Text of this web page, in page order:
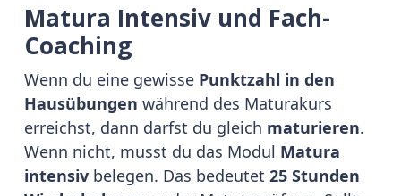
Matura Intensiv und Fach-
Coaching
Wenn du eine gewisse Punktzahl in den
Hausübungen während des Maturakurs
erreichst, dann darfst du gleich maturieren.
Wenn nicht, musst du das Modul Matura
intensiv belegen. Das bedeutet 25 Stunden